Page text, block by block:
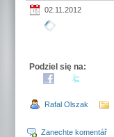
02.11.2012
Podziel się na:
Rafal Olszak
Zanechte komentář